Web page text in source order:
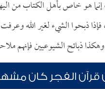
هو خاص بأهل الكتاب من
ذبحوا الشيء لغير الله
قرآن الفجر كان